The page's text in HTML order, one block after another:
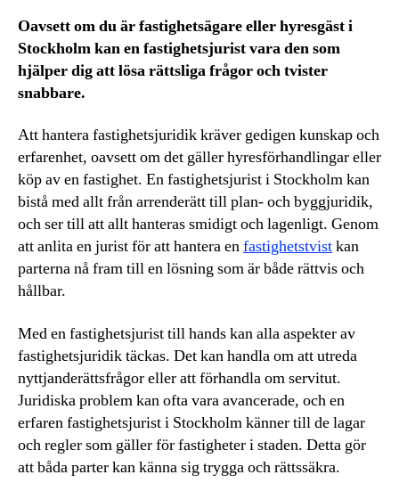
Oavsett om du är fastighetsägare eller hyresgäst i
Stockholm kan en fastighetsjurist vara den som
hjälper dig att lösa rättsliga frågor och tvister
snabbare.
Att hantera fastighetsjuridik kräver gedigen kunskap och
erfarenhet, oavsett om det gäller hyresförhandlingar eller
köp av en fastighet. En fastighetsjurist i Stockholm kan
bistå med allt från arrenderätt till plan- och byggjuridik,
och ser till att allt hanteras smidigt och lagenligt. Genom
att anlita en jurist för att hantera enfastighetstvistkan
parterna nå fram till en lösning som är både rättvis och
hållbar.
Med en fastighetsjurist till hands kan alla aspekter av
fastighetsjuridik täckas. Det kan handla om att utreda
nyttjanderättsfrågor eller att förhandla om servitut.
Juridiska problem kan ofta vara avancerade, och en
erfaren fastighetsjurist i Stockholm känner till de lagar
och regler som gäller för fastigheter i staden. Detta gör
att båda parter kan känna sig trygga och rättssäkra.